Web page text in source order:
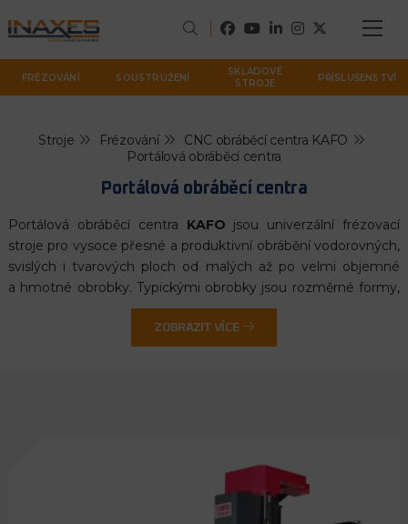
FRÉZOVÁNÍ SOUSTRUŽENÍ
SKLADOVÉ
STROJE
PŘÍSLUŠENSTVÍ
Stroje Frézování
CNC obráběcí centra KAFO
Portálová obráběcí centra
Portálová obráběcí centra
Portálová obráběcí centra KAFO jsou univerzální frézovací
stroje pro vysoce přesné a produktivní obrábění vodorovných,
svislých i tvarových ploch od malých až po velmi objemné
a hmotné obrobky. Typickými obrobky jsou rozměrné formy,
zápustky, svařence odlitky všech materiálů, dále je portálové
centrum možné využít i na obrábění několika menších
různých dílců rozmístěných v pracovním prostoru.
ZOBRAZIT VÍCE